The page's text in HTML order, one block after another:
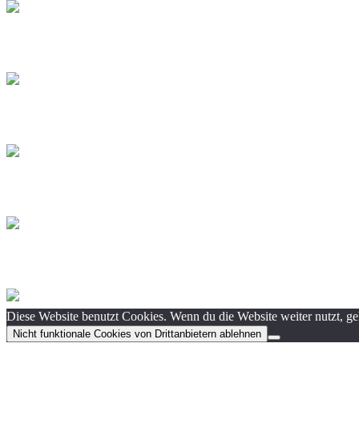
Diese Website benutzt Cookies. Wenn du die Website weiter nutzt,
Nicht funktionale Cookies von Drittanbietern ablehnen